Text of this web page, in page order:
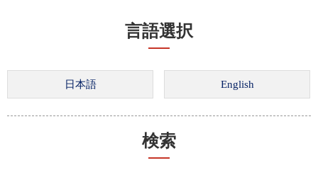
言語選択
検索